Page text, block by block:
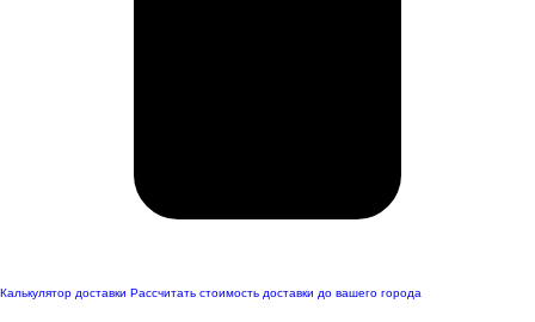
Калькулятор доставки Рассчитать стоимость доставки до вашего города